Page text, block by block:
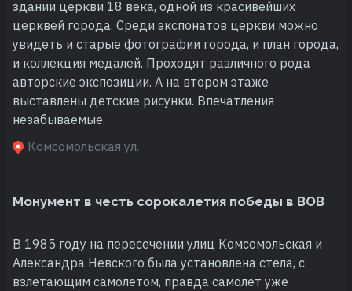
здании церкви 18 века, одной из красивейших
церквей города. Среди экспонатов церкви можно
увидеть и старые фотографии города, и план города,
и коллекция медалей. Проходят различного рода
авторские экспозиции. А на втором этаже
выставлены детские рисунки. Впечатления
незабываемые.
Комсомольская ул.
Монумент в честь сорокалетия победы в ВОВ
В 1985 году на пересечении улиц Комсомольская и
Александра Невского была установлена стела, с
взлетающим самолетом, правда самолет уже